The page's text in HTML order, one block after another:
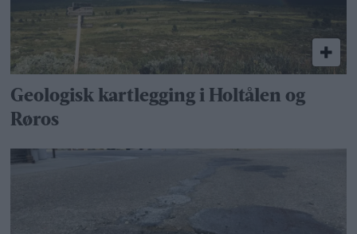
Geologisk kartlegging i Holtålen og
Røros